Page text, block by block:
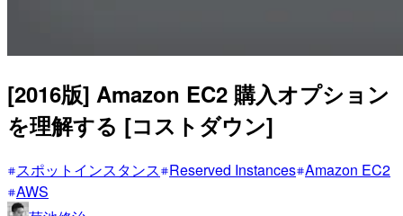
[2016版] Amazon EC2 購入オプション
を理解する [コストダウン]
スポットインスタンス Reserved Instances Amazon EC2
AWS